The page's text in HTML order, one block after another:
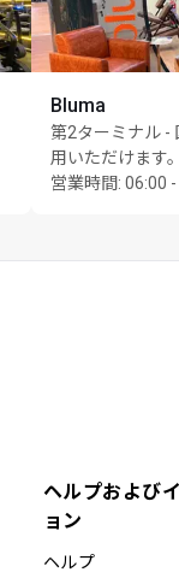
Boarding Pass
is non-
is
be used towards
note that the
location is offered
within a
Bluma
第2ターミナル -
用いただけます。
営業時間: 06:00
ヘルプおよび
ョン
ヘルプ